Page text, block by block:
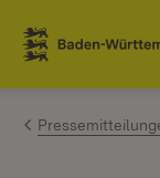
Zum Inhalt
Link zur